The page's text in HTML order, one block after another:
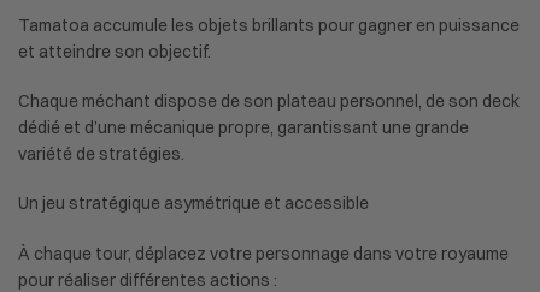
Tamatoa accumule les objets brillants pour gagner en puissance
et atteindre son objectif.
Chaque méchant dispose de son plateau personnel, de son deck
dédié et d’une mécanique propre, garantissant une grande
variété de stratégies.
Un jeu stratégique asymétrique et accessible
À chaque tour, déplacez votre personnage dans votre royaume
pour réaliser différentes actions :